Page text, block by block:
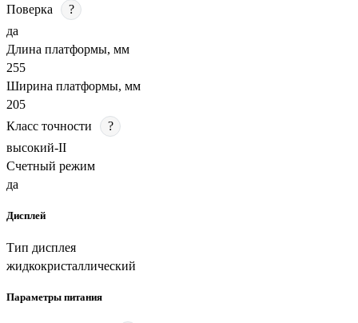
Поверка
?
да
Длина платформы, мм
255
Ширина платформы, мм
205
Класс точности
?
высокий-II
Счетный режим
да
Дисплей
Тип дисплея
жидкокристаллический
Параметры питания